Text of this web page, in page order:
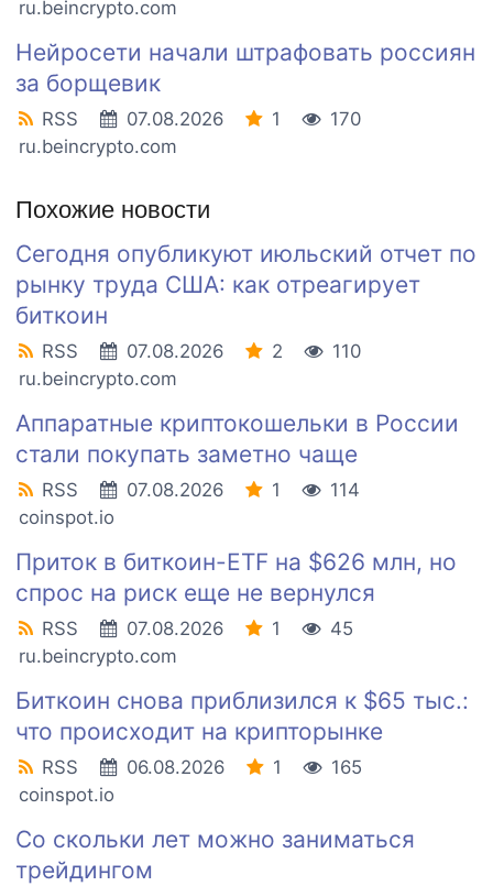
ru.beincrypto.com
Нейросети начали штрафовать россиян
за борщевик
RSS 07.08.2026 1
170
ru.beincrypto.com
Похожие новости
Сегодня опубликуют июльский отчет по
рынку труда США: как отреагирует
биткоин
RSS 07.08.2026 2
110
ru.beincrypto.com
Аппаратные криптокошельки в России
стали покупать заметно чаще
RSS 07.08.2026 1
114
coinspot.io
Приток в биткоин-ETF на $626 млн, но
спрос на риск еще не вернулся
RSS 07.08.2026 1
45
ru.beincrypto.com
Биткоин снова приблизился к $65 тыс.:
что происходит на крипторынке
RSS 06.08.2026 1
165
coinspot.io
Со скольки лет можно заниматься
трейдингом